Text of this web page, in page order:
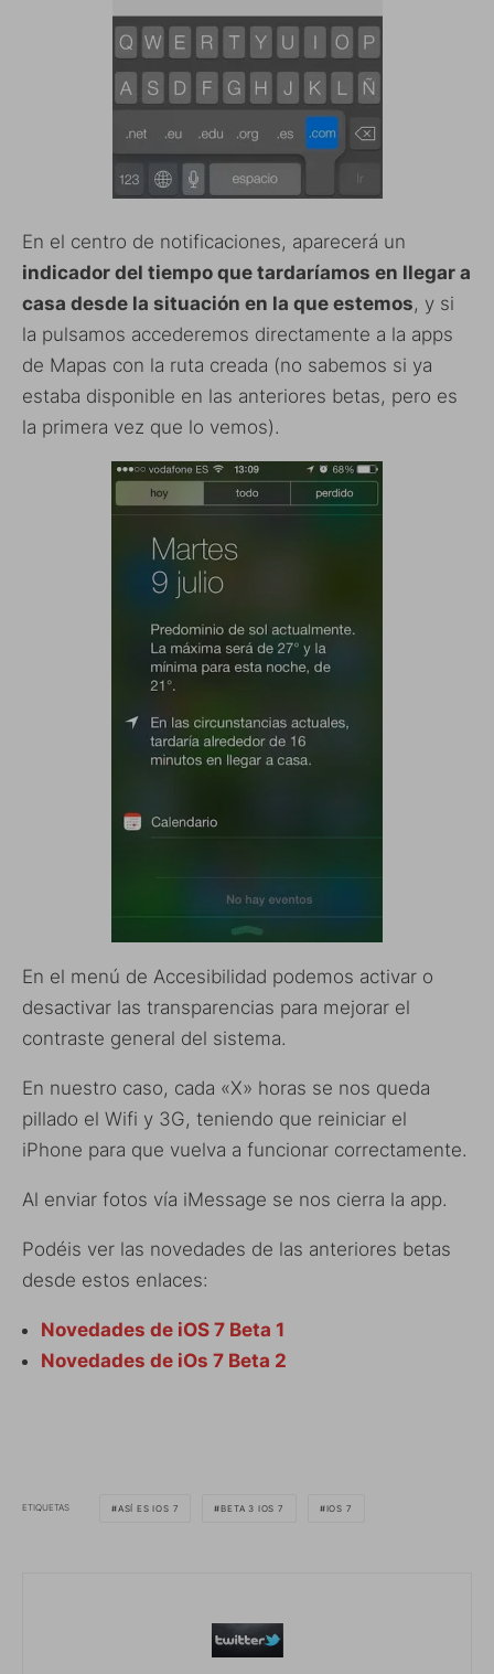
En el centro de notificaciones, aparecerá un
indicador del tiempo que tardaríamos en llegar a
casa desde la situación en la que estemos, y si
la pulsamos accederemos directamente a la apps
de Mapas con la ruta creada (no sabemos si ya
estaba disponible en las anteriores betas, pero es
la primera vez que lo vemos).
En el menú de Accesibilidad podemos activar o
desactivar las transparencias para mejorar el
contraste general del sistema.
En nuestro caso, cada «X» horas se nos queda
pillado el Wifi y 3G, teniendo que reiniciar el
iPhone para que vuelva a funcionar correctamente.
Al enviar fotos vía iMessage se nos cierra la app.
Podéis ver las novedades de las anteriores betas
desde estos enlaces:
Novedades de iOS 7 Beta 1
Novedades de iOs 7 Beta 2
ETIQUETAS ASÍ ES IOS 7 BETA 3 IOS 7 IOS 7